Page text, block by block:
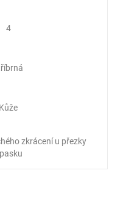
4
Kůže
zkrácení u přezky